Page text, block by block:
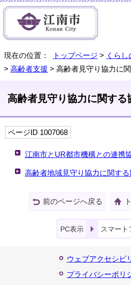
現在の位置： トップページ > くらし
> 高齢者支援 > 高齢者見守り協力に
高齢者見守り協力に関する
ページID 1007068
江南市とUR都市機構との連携
高齢者地域見守り協力に関す
前のページへ戻る
PC表示 スマート
ウェブアクセシビ
プライバシーポリ